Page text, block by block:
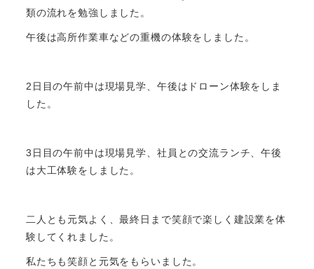
類の流れを勉強しました。
午後は高所作業車などの重機の体験をしました。
2日目の午前中は現場見学、午後はドローン体験をしま
した。
3日目の午前中は現場見学、社員との交流ランチ、午後
は大工体験をしました。
二人とも元気よく、最終日まで笑顔で楽しく建設業を体
験してくれました。
私たちも笑顔と元気をもらいました。